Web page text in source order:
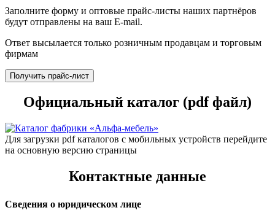
Заполните форму и оптовые прайс-листы наших партнёров
будут отправлены на ваш E-mail.
Ответ высылается только розничным продавцам и торговым
фирмам
Получить прайс-лист
Официальный каталог (pdf файл)
Для загрузки pdf каталогов с мобильных устройств перейдите
на основную версию страницы
Контактные данные
Сведения о юридическом лице